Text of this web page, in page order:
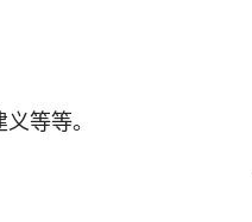
择了死，她也是开心的。
。”——遗憾的是，这份自
等等。